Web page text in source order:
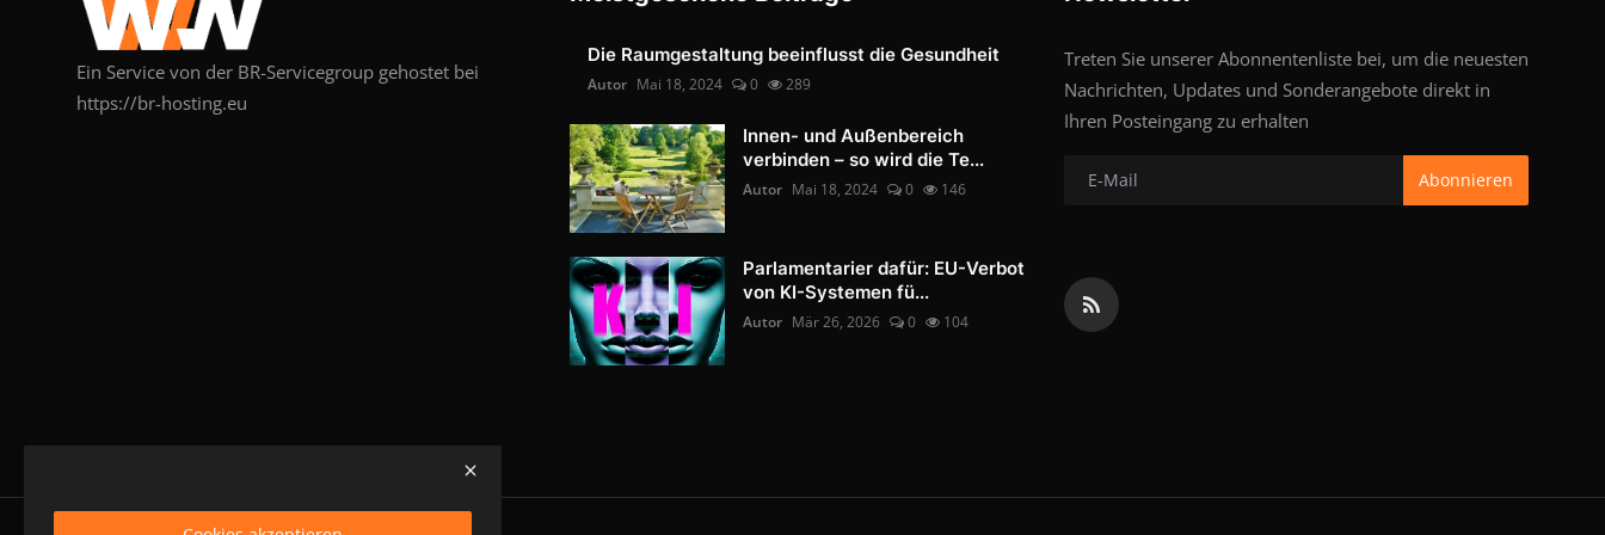
Ein Service von der BR-Servicegroup gehostet bei
https://br-hosting.eu
Die Raumgestaltung beeinflusst die Gesundheit
Autor Mai 18, 2024 0 289
Innen- und Außenbereich
verbinden – so wird die Te...
Autor Mai 18, 2024 0 146
Parlamentarier dafür: EU-Verbot
von KI-Systemen fü...
Autor Mär 26, 2026 0 104
Treten Sie unserer Abonnentenliste bei, um die neuesten
Nachrichten, Updates und Sonderangebote direkt in
Ihren Posteingang zu erhalten
Abonnieren